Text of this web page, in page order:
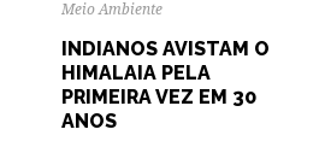
Meio Ambiente
INDIANOS AVISTAM O
HIMALAIA PELA
PRIMEIRA VEZ EM 30
ANOS